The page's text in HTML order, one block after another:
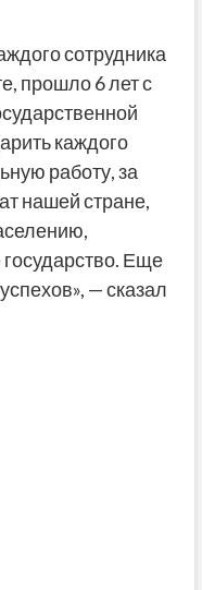
сотрудника
прошло 6 лет с
каждого
работу, за
нашей стране,
Еще
— сказал